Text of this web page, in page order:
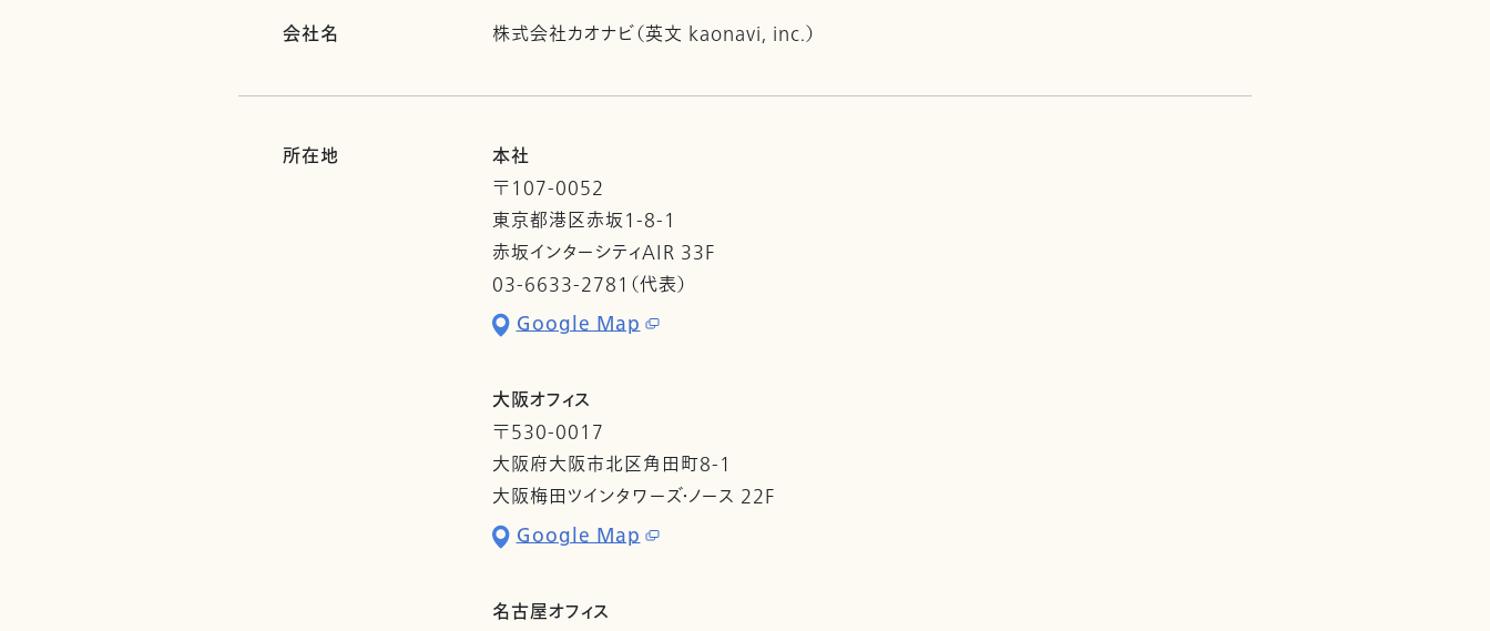
会社名 株式会社カオナビ（英文 kaonavi, inc.）
所在地
本社
〒107-0052
東京都港区赤坂1-8-1
赤坂インターシティAIR 33F
03-6633-2781（代表）
Google Map
大阪オフィス
〒530-0017
大阪府大阪市北区角田町8-1
大阪梅田ツインタワーズ・ノース 22F
Google Map
名古屋オフィス